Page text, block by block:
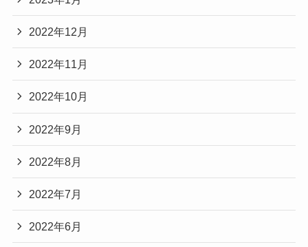
2022年12月
2022年11月
2022年10月
2022年9月
2022年8月
2022年7月
2022年6月